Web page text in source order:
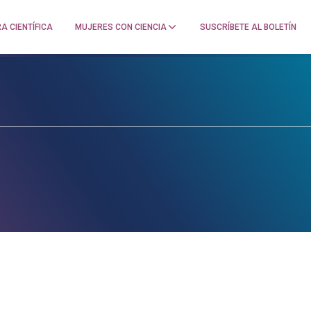
CIENTÍFICA MUJERES CON CIENCIA SUSCRÍBETE AL BOLETÍN